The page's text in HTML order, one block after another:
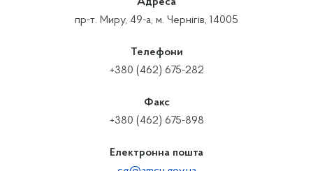
пр-т. Миру, 49-а, м. Чернігів, 14005
Телефони
+380 (462) 675-282
Факс
+380 (462) 675-898
Електронна пошта